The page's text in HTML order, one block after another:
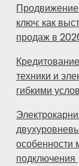
ключ: как
продаж в
техники и
гибкими
особенности
подключения